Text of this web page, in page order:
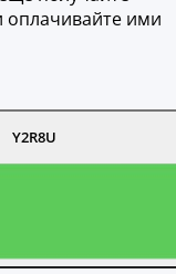
оплачивайте ими
Y2R8U